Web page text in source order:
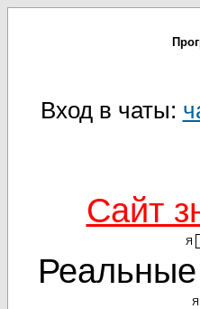
Вход в чаты:
Cайт
Я
Я